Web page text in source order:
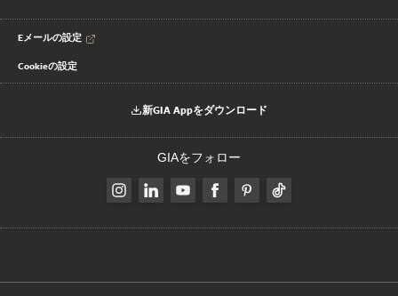
Eメールの設定
Cookieの設定
新GIA Appをダウンロード
GIAをフォロー